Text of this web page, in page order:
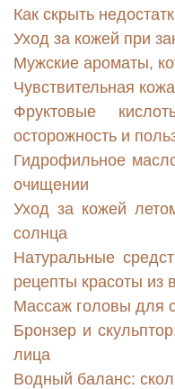
Как скрыть
Уход за кожей при
Мужские ароматы,
Чувствительная
Фруктовые
осторожность и
Гидрофильное
очищении
Уход за кожей
солнца
Натуральные
рецепты красоты из
Массаж головы для
Бронзер и
лица
Водный баланс: